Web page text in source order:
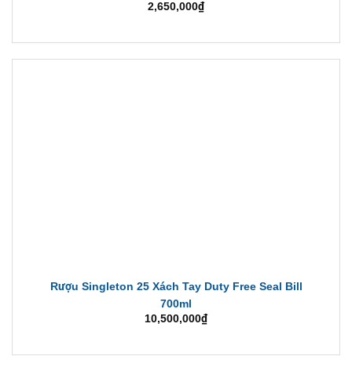
2,650,000₫
Rượu Singleton 25 Xách Tay Duty Free Seal Bill
700ml
10,500,000₫